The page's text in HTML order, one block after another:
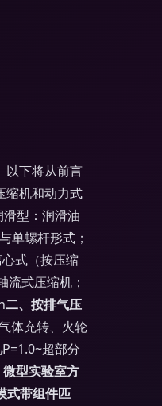
以下将从前言
缩机和动力式
型：润滑油
单螺杆形式；
式（按压缩
式压缩机；
二、按排气压
体充转、火轮
P=1.0~超部分
型实验室方
式带组件匹